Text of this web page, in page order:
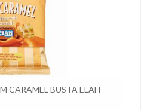
CARAMEL BUSTA ELAH